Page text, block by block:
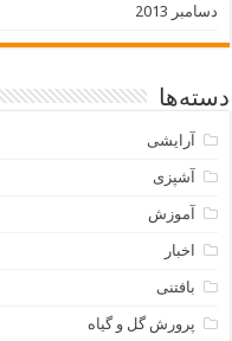
دسامبر 2013
دسته‌ها
آرایشی
آشپزی
آموزش
اخبار
بافتنی
پرورش گل و گیاه